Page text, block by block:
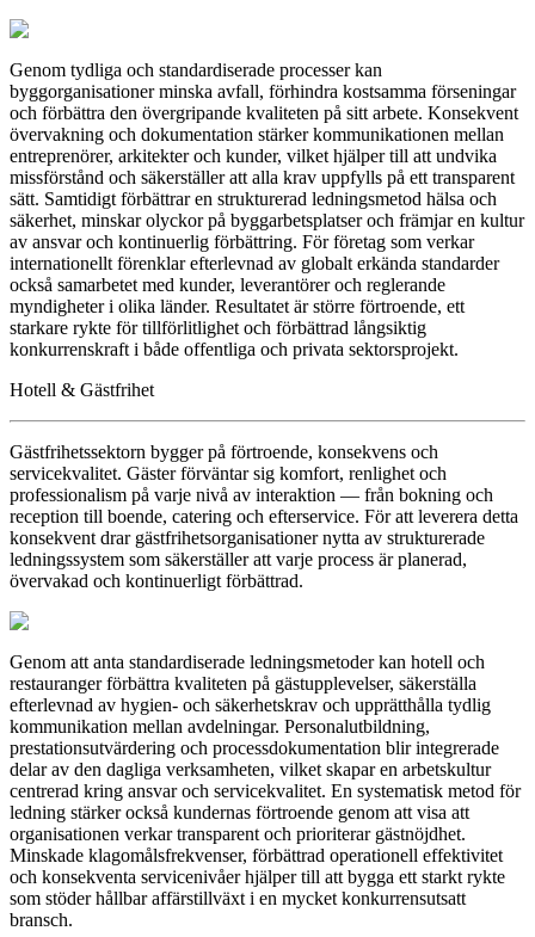
Genom tydliga och standardiserade processer kan
byggorganisationer minska avfall, förhindra kostsamma förseningar
och förbättra den övergripande kvaliteten på sitt arbete. Konsekvent
övervakning och dokumentation stärker kommunikationen mellan
entreprenörer, arkitekter och kunder, vilket hjälper till att undvika
missförstånd och säkerställer att alla krav uppfylls på ett transparent
sätt. Samtidigt förbättrar en strukturerad ledningsmetod hälsa och
säkerhet, minskar olyckor på byggarbetsplatser och främjar en kultur
av ansvar och kontinuerlig förbättring. För företag som verkar
internationellt förenklar efterlevnad av globalt erkända standarder
också samarbetet med kunder, leverantörer och reglerande
myndigheter i olika länder. Resultatet är större förtroende, ett
starkare rykte för tillförlitlighet och förbättrad långsiktig
konkurrenskraft i både offentliga och privata sektorsprojekt.
Hotell & Gästfrihet
Gästfrihetssektorn bygger på förtroende, konsekvens och
servicekvalitet. Gäster förväntar sig komfort, renlighet och
professionalism på varje nivå av interaktion — från bokning och
reception till boende, catering och efterservice. För att leverera detta
konsekvent drar gästfrihetsorganisationer nytta av strukturerade
ledningssystem som säkerställer att varje process är planerad,
övervakad och kontinuerligt förbättrad.
Genom att anta standardiserade ledningsmetoder kan hotell och
restauranger förbättra kvaliteten på gästupplevelser, säkerställa
efterlevnad av hygien- och säkerhetskrav och upprätthålla tydlig
kommunikation mellan avdelningar. Personalutbildning,
prestationsutvärdering och processdokumentation blir integrerade
delar av den dagliga verksamheten, vilket skapar en arbetskultur
centrerad kring ansvar och servicekvalitet. En systematisk metod för
ledning stärker också kundernas förtroende genom att visa att
organisationen verkar transparent och prioriterar gästnöjdhet.
Minskade klagomålsfrekvenser, förbättrad operationell effektivitet
och konsekventa servicenivåer hjälper till att bygga ett starkt rykte
som stöder hållbar affärstillväxt i en mycket konkurrensutsatt
bransch.